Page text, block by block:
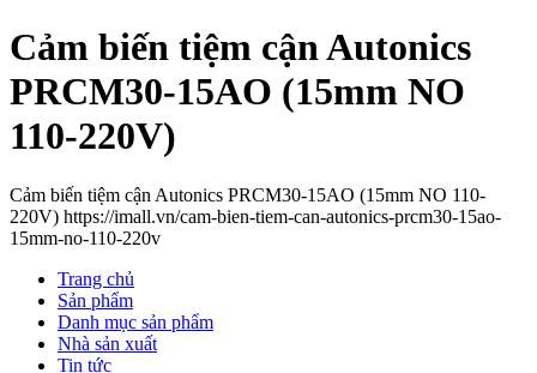
Cảm biến tiệm cận Autonics
PRCM30-15AO (15mm NO
110-220V)
Cảm biến tiệm cận Autonics PRCM30-15AO (15mm NO 110-
220V) https://imall.vn/cam-bien-tiem-can-autonics-prcm30-15ao-
15mm-no-110-220v
Trang chủ
Sản phẩm
Danh mục sản phẩm
Nhà sản xuất
Tin tức